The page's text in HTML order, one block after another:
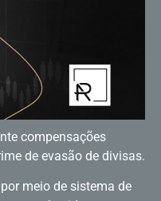
compensações
de evasão de divisas.
meio de sistema de